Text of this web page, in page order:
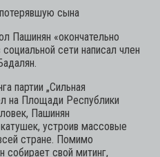
сына
Пашинян «окончательно
сети написал член
партии „Сильная
на Площади Республики
Пашинян
устроив массовые
стране. Помимо
собирает свой митинг,